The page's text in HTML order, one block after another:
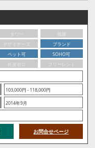
タワー
低層
デザイナーズ
ブランド
ペット可
SOHO可
礼金ゼロ
フリーレント
103,000円 - 118,000円
2014年9月
お問合せページ